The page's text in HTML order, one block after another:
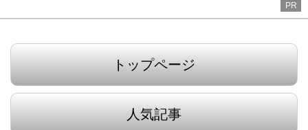
PR
トップページ
人気記事